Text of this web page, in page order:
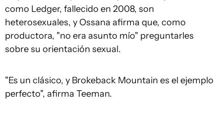
como Ledger, fallecido en 2008, son
heterosexuales, y Ossana afirma que, como
productora, "no era asunto mío" preguntarles
sobre su orientación sexual.
"Es un clásico, y Brokeback Mountain es el ejemplo
perfecto", afirma Teeman.